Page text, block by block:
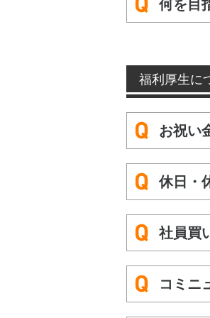
何を目
福利厚生に
お祝い
休日・
社員買
コミニ